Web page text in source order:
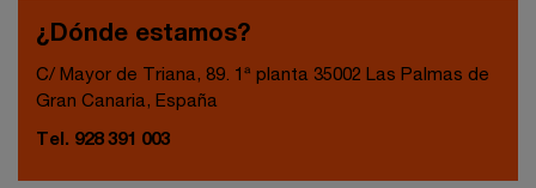
¿Dónde estamos?
C/ Mayor de Triana, 89. 1ª planta 35002 Las Palmas de
Gran Canaria, España
Tel. 928 391 003